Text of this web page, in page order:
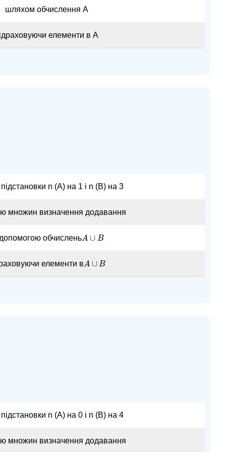
шляхом обчислення A
елементи в А
n (A) на 1 і n (B) на 3
множин визначення додавання
обчисленьA ∪ B
A∪B
елементи вA ∪ B
A∪B
n (A) на 0 і n (B) на 4
множин визначення додавання